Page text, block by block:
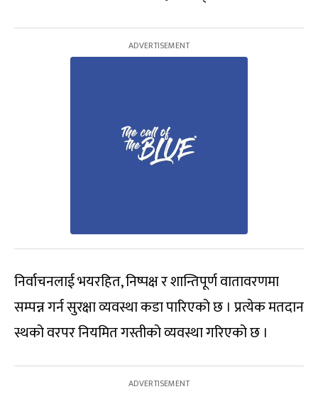
निर्वाचनलाई भयरहित, निष्पक्ष र शान्तिपूर्ण वातावरणमा
सम्पन्न गर्न सुरक्षा व्यवस्था कडा पारिएको छ । प्रत्येक मतदान
स्थको वरपर नियमित गस्तीको व्यवस्था गरिएको छ ।